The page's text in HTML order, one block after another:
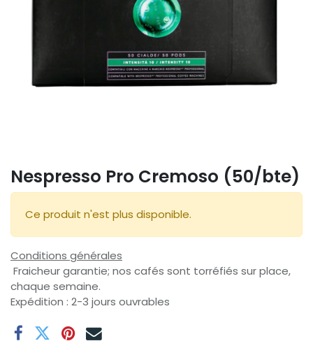
Nespresso Pro Cremoso (50/bte)
Ce produit n'est plus disponible.
Conditions générales
Fraicheur garantie; nos cafés sont torréfiés sur place,
chaque semaine.
Expédition : 2-3 jours ouvrables